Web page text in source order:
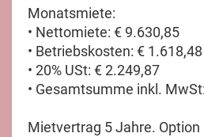
Monatsmiete:
• Nettomiete: € 9.630,85
• Betriebskosten: € 1.618,48
• 20% USt: € 2.249,87
• Gesamtsumme inkl.
Mietvertrag 5 Jahre.